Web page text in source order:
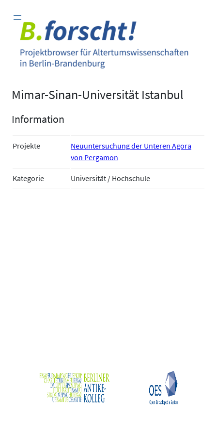
Inhalt
springen
Mimar-Sinan-Universität Istanbul
Information
Projekte
Neuuntersuchung der Unteren Agora
von Pergamon
Kategorie Universität / Hochschule